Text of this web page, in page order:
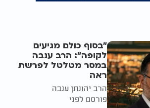
"בסוף כולם מגיעים
לקופה": הרב ענבה
במסר מטלטל לפרשת
ראה
הרב יהונתן ענבה
פורסם לפני